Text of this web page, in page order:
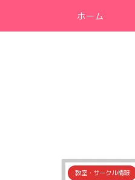
ホーム
教室・サークル情報